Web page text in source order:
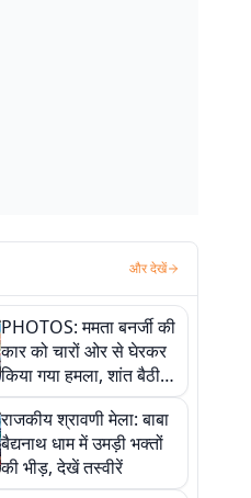
और देखें
PHOTOS: ममता बनर्जी की
कार को चारों ओर से घेरकर
किया गया हमला, शांत बैठी
रहीं तृणमूल सुप्रीमो
राजकीय श्रावणी मेला: बाबा
बैद्यनाथ धाम में उमड़ी भक्तों
की भीड़, देखें तस्वीरें